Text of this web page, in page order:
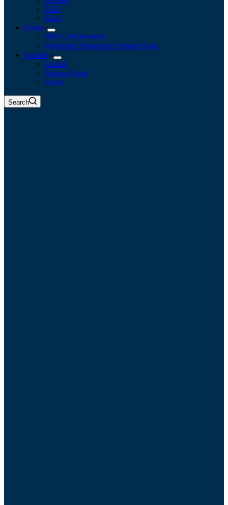
FAQ
Karir
Event
BBF Collaboration
Workshop Pengusaha Paham Pajak
Sumber
Artikel
Belajar Pajak
Berita
Search